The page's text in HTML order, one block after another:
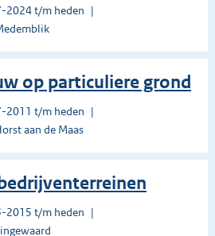
2024 t/m heden
op particuliere grond
2011 t/m heden
aan de Maas
2015 t/m heden